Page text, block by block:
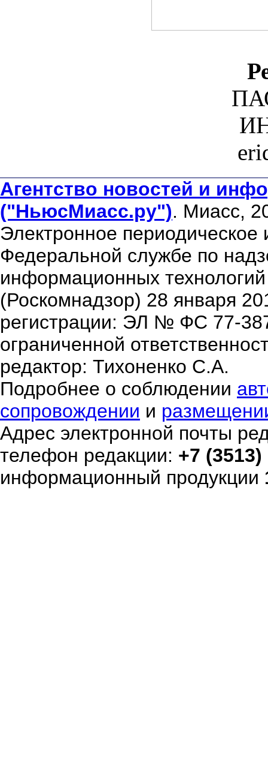
Агентство новостей и
("НьюсМиасс.ру"). Миасс,
Электронное периодическое
Федеральной службе по
информационных
(Роскомнадзор) 28 января
регистрации: ЭЛ № ФС 77-
ограниченной
редактор: Тихоненко С.А.
Подробнее о соблюдении
сопровождении и
Адрес электронной почты
телефон редакции: +7
информационный продукции